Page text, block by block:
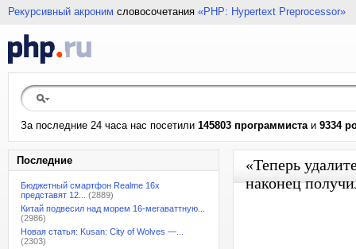
Рекурсивный акроним словосочетания «PHP: Hypertext Preprocessor»
За последние 24 часа нас посетили 145803 программистаи 9334
Последние
Бюджетный смартфон Realme 16x
представят 12...
(2889)
Китай подвесил над морем 16-мегаваттную...
(2986)
Новая статья: Kusan: City of Wolves —...
(2303)
«Теперь
наконец